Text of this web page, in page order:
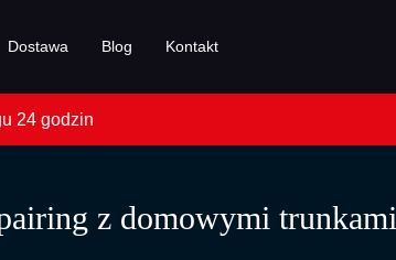
Dostawa Blog Kontakt
z domowymi trunkami